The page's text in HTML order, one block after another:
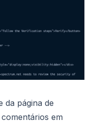
da página de
em